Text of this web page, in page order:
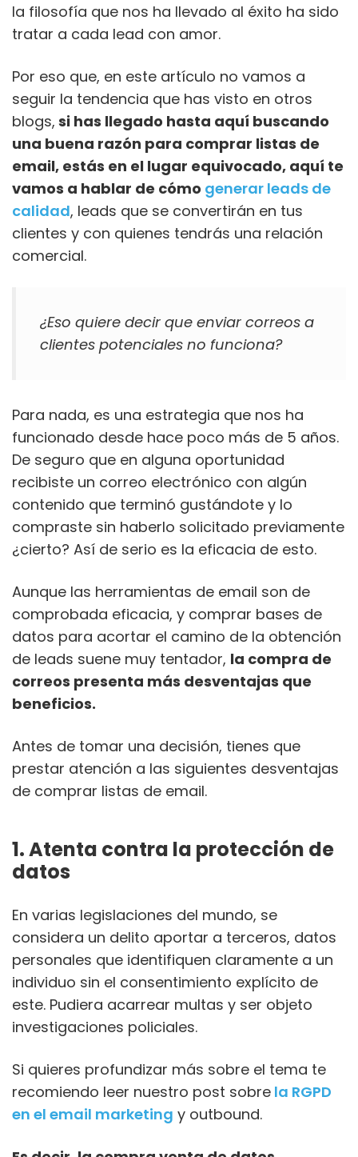
la filosofía que nos ha llevado al éxito ha sido
tratar a cada lead con amor.
Por eso que, en este artículo no vamos a
seguir la tendencia que has visto en otros
blogs, si has llegado hasta aquí buscando
una buena razón para comprar listas de
email, estás en el lugar equivocado, aquí te
vamos a hablar de cómo generar leads de
calidad, leads que se convertirán en tus
clientes y con quienes tendrás una relación
comercial.
¿Eso quiere decir que enviar correos a
clientes potenciales no funciona?
Para nada, es una estrategia que nos ha
funcionado desde hace poco más de 5 años.
De seguro que en alguna oportunidad
recibiste un correo electrónico con algún
contenido que terminó gustándote y lo
compraste sin haberlo solicitado previamente
¿cierto? Así de serio es la eficacia de esto.
Aunque las herramientas de email son de
comprobada eficacia, y comprar bases de
datos para acortar el camino de la obtención
de leads suene muy tentador, la compra de
correos presenta más desventajas que
beneficios.
Antes de tomar una decisión, tienes que
prestar atención a las siguientes desventajas
de comprar listas de email.
1. Atenta contra la protección de
datos
En varias legislaciones del mundo, se
considera un delito aportar a terceros, datos
personales que identifiquen claramente a un
individuo sin el consentimiento explícito de
este. Pudiera acarrear multas y ser objeto
investigaciones policiales.
Si quieres profundizar más sobre el tema te
recomiendo leer nuestro post sobre la RGPD
en el email marketing y outbound.